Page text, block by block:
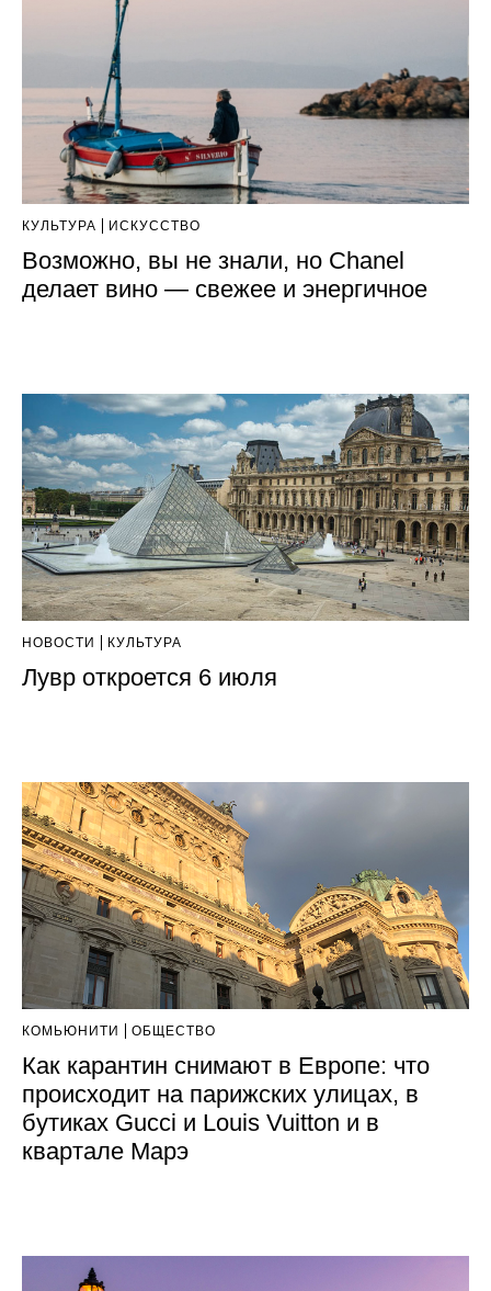
КУЛЬТУРА ИСКУССТВО
Возможно, вы не знали, но Chanel
делает вино — свежее и энергичное
НОВОСТИ КУЛЬТУРА
Лувр откроется 6 июля
КОМЬЮНИТИ ОБЩЕСТВО
Как карантин снимают в Европе: что
происходит на парижских улицах, в
бутиках Gucci и Louis Vuitton и в
квартале Марэ